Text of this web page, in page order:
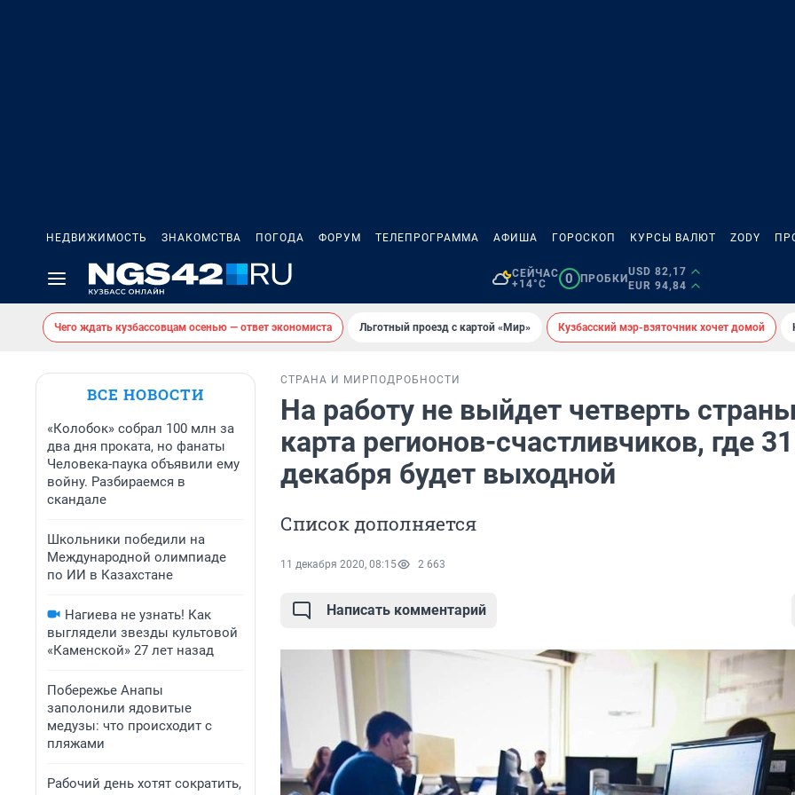
НЕДВИЖИМОСТЬ ЗНАКОМСТВА ПОГОДА ФОРУМ ТЕЛЕПРОГРАММА АФИША ГОРОСКОП КУРСЫ ВАЛЮТ ZODY
СЕЙЧАС
+14°C
0 ПРОБКИ
USD 82,17
EUR 94,84
Чего ждать кузбассовцам осенью — ответ экономиста Льготный проезд с картой «Мир» Кузбасский мэр-взяточник хочет домой
ВСЕ НОВОСТИ
«Колобок» собрал 100 млн за
два дня проката, но фанаты
Человека-паука объявили ему
войну. Разбираемся в
скандале
Школьники победили на
Международной олимпиаде
по ИИ в Казахстане
Нагиева не узнать! Как
выглядели звезды культовой
«Каменской» 27 лет назад
Побережье Анапы
заполонили ядовитые
медузы: что происходит с
пляжами
Рабочий день хотят сократить,
СТРАНА И МИР ПОДРОБНОСТИ
На работу не выйдет четверть
карта регионов-счастливчиков, где 31
декабря будет выходной
Список дополняется
11 декабря 2020, 08:15 2 663
Написать комментарий